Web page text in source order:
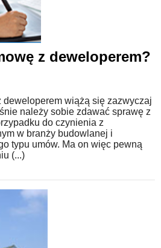
z deweloperem?
wiążą się zazwyczaj
należy sobie zdawać sprawę z
do czynienia z
w branży budowlanej i
typu umów. Ma on więc pewną
(...)